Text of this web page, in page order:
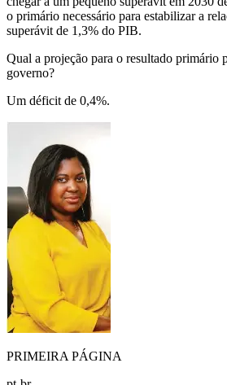
o primário necessário para estabilizar a
superávit de 1,3% do PIB.
Qual a projeção para o resultado primário
governo?
Um déficit de 0,4%.
PRIMEIRA PÁGINA